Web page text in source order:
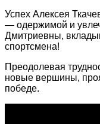
Успех Алексея
— одержимой и
Дмитриевны,
спортсмена!
Преодолевая
новые вершины,
победе.